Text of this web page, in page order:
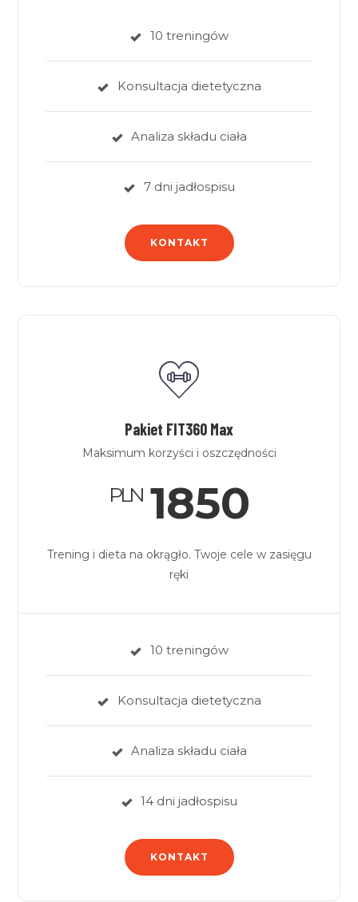
10 treningów
Konsultacja dietetyczna
Analiza składu ciała
7 dni jadłospisu
KONTAKT
Pakiet FIT360 Max
Maksimum korzyści i oszczędności
PLN 1850
Trening i dieta na okrągło. Twoje cele w zasięgu
ręki
10 treningów
Konsultacja dietetyczna
Analiza składu ciała
14 dni jadłospisu
KONTAKT